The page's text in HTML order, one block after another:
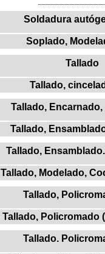
Soldadura
Soplado,
Tallado
Tallado,
Tallado,
Tallado,
Tallado,
Tallado, Modelado,
Tallado,
Tallado, Policromado
Tallado.